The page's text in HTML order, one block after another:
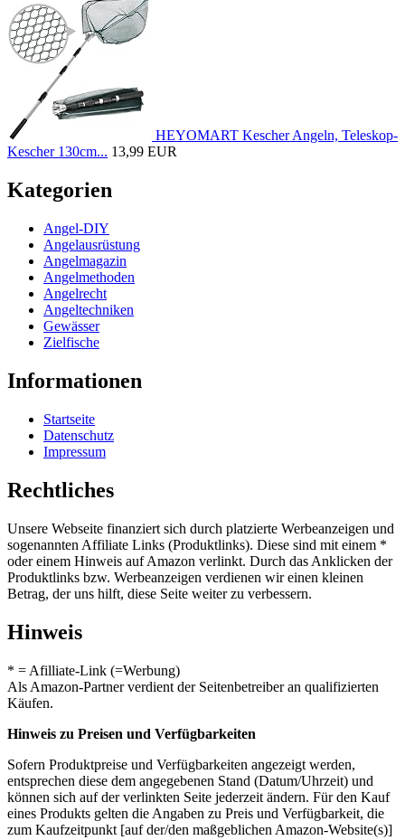
HEYOMART Kescher Angeln, Teleskop-
Kescher 130cm... 13,99 EUR
Kategorien
Angel-DIY
Angelausrüstung
Angelmagazin
Angelmethoden
Angelrecht
Angeltechniken
Gewässer
Zielfische
Informationen
Startseite
Datenschutz
Impressum
Rechtliches
Unsere Webseite finanziert sich durch platzierte Werbeanzeigen und
sogenannten Affiliate Links (Produktlinks). Diese sind mit einem *
oder einem Hinweis auf Amazon verlinkt. Durch das Anklicken der
Produktlinks bzw. Werbeanzeigen verdienen wir einen kleinen
Betrag, der uns hilft, diese Seite weiter zu verbessern.
Hinweis
* = Afilliate-Link (=Werbung)
Als Amazon-Partner verdient der Seitenbetreiber an qualifizierten
Käufen.
Hinweis zu Preisen und Verfügbarkeiten
Sofern Produktpreise und Verfügbarkeiten angezeigt werden,
entsprechen diese dem angegebenen Stand (Datum/Uhrzeit) und
können sich auf der verlinkten Seite jederzeit ändern. Für den Kauf
eines Produkts gelten die Angaben zu Preis und Verfügbarkeit, die
zum Kaufzeitpunkt [auf der/den maßgeblichen Amazon-Website(s)]